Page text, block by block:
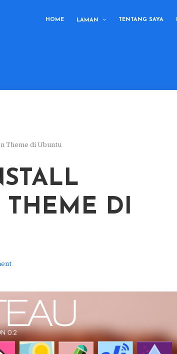
HOME LAMAN TENTANG SAYA
Theme di Ubuntu
THEME DI